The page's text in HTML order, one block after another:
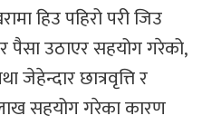
हिउ पहिरो परी जिउ
उठाएर सहयोग गरेको,
जेहेन्दार छात्रवृत्ति र
सहयोग गरेका कारण